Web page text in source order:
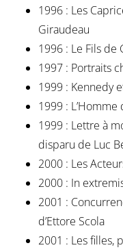
1996 : Les
Giraudeau
1996 : Le Fils de
1997 : Portraits
1999 : Kennedy
1999 :
1999 : Lettre à
disparu de Luc
2000 : Les
2000 : In
2001 :
d’Ettore Scola
2001 : Les filles,